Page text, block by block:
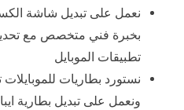
نعمل على تبديل شاشة
بخبرة فني متخصص مع
تطبيقات الموبايل
نستورد بطاريات
ونعمل على تبديل بطارية